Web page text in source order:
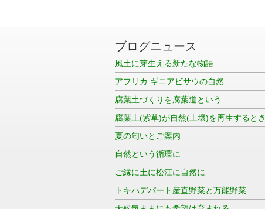
ブログニュース
風土に芽生える新たな物語
アフリカ ギニアビサウの自然
腐葉土づくりを腐葉道という
腐葉土(紫草)が自然(土壌)を再生するとき
夏の匂いとご案内
自然という循環に
ご縁に土に松江に自然に
トキハデパート産直野菜と万能野菜